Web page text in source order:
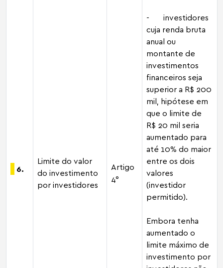
6.
Limite do valor
do investimento
por investidores
Artigo
4°
- investidores
cuja renda bruta
anual ou
montante de
investimentos
financeiros seja
superior a R$ 200
mil, hipótese em
que o limite de
R$ 20 mil seria
aumentado para
até 10% do maior
entre os dois
valores
(investidor
permitido).
Embora tenha
aumentado o
limite máximo de
investimento por